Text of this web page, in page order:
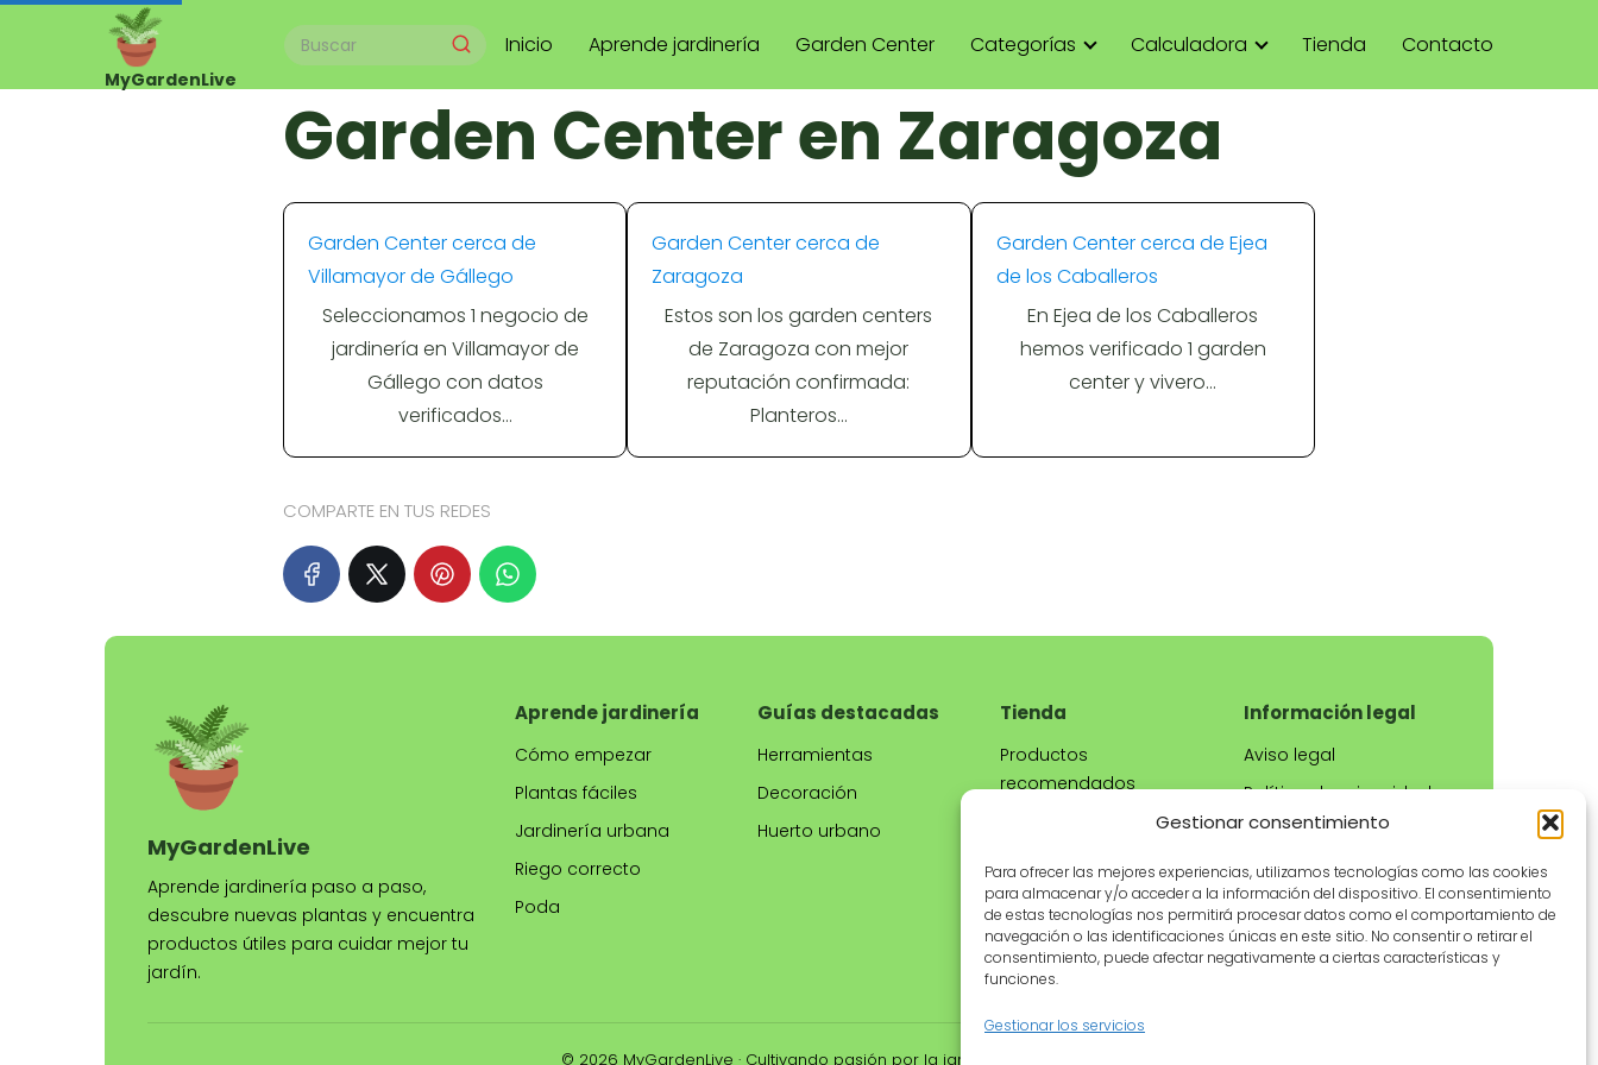
Gestionar consentimiento
Para ofrecer las mejores experiencias, utilizamos tecnologías como las cookies
para almacenar y/o acceder a la información del dispositivo. El consentimiento
de estas tecnologías nos permitirá procesar datos como el comportamiento de
navegación o las identificaciones únicas en este sitio. No consentir o retirar el
consentimiento, puede afectar negativamente a ciertas características y
funciones.
Gestionar los servicios
Inicio Aprende jardinería Garden Center Categorías Calculadora Tienda Contacto
Garden Center en Zaragoza
Garden Center cerca de
Villamayor de Gállego
Seleccionamos 1 negocio de
jardinería en Villamayor de
Gállego con datos
verificados…
Garden Center cerca de
Zaragoza
Estos son los garden centers
de Zaragoza con mejor
reputación confirmada:
Planteros…
Garden Center cerca de Ejea
de los Caballeros
En Ejea de los Caballeros
hemos verificado 1 garden
center y vivero…
COMPARTE EN TUS REDES
MyGardenLive
Aprende jardinería paso a paso,
descubre nuevas plantas y encuentra
productos útiles para cuidar mejor tu
jardín.
Aprende jardinería
Cómo empezar
Plantas fáciles
Jardinería urbana
Riego correcto
Poda
Guías destacadas
Herramientas
Decoración
Huerto urbano
Tienda
Productos
recomendados
Maceteros
Riego
Información legal
Aviso legal
Política de privacidad
Política de cookies
Condiciones de uso
Contacto
© 2026 MyGardenLive · Cultivando pasión por la jardinería 🌿